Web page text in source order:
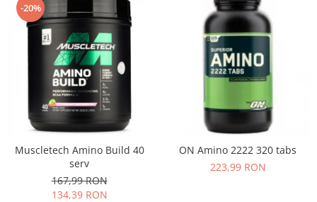
-20%
Muscletech Amino Build 40
serv
167,99 RON
134,39 RON
ON Amino 2222 320 tabs
223,99 RON